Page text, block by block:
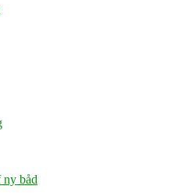
båd